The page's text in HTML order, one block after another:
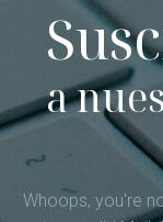
a
Whoops, you're